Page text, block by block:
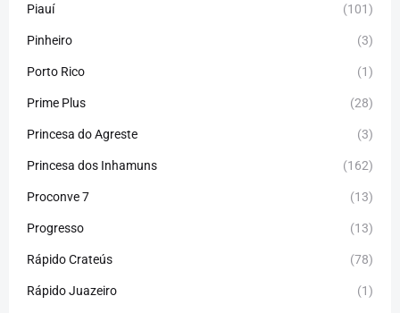
Piauí (101)
Pinheiro (3)
Porto Rico (1)
Prime Plus (28)
Princesa do Agreste (3)
Princesa dos Inhamuns (162)
Proconve 7 (13)
Progresso (13)
Rápido Crateús (78)
Rápido Juazeiro (1)